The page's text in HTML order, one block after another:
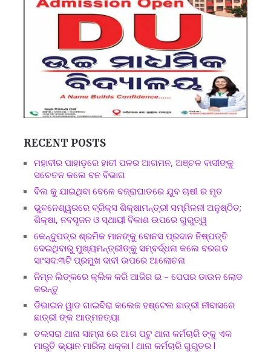
RECENT POSTS
ମହାବୀର ପାହାଡ଼ରେ ହାତୀ ପଳର ଆଗମନ, ଅଞ୍ଚଳ ବାସୀଙ୍କୁ
ସଚେତନ କଲେ ବନ ବିଭାଗ
ବିଲ କୁ ଯାଇଥିବା ବେଳେ ବଜ୍ରାଘାତରେ ଯୁବ ଚାଷୀ ର ମୃତ
ଭୁବନେଶ୍ୱରରେ ବ୍ରିକ୍ସ ଶିକ୍ଷାମନ୍ତ୍ରୀ ସମ୍ମିଳନୀ ଅନୁଷ୍ଠିତ;
ଶିକ୍ଷା, ନବସୃଜନ ଓ ସ୍ଥାୟୀ ବିକାଶ ଉପରେ ଗୁରୁତ୍ୱ
କେନ୍ଦୁପତ୍ର ଶ୍ରମିକ ମାନଙ୍କୁ ବୋନସ ପ୍ରଦାନ ନିଷ୍ପତ୍ତି
ଦେଇଥିବାରୁ ମୁଖ୍ୟମନ୍ତ୍ରୀଙ୍କୁ ସମ୍ବର୍ଦ୍ଧନା କଲେ ବରଗଡ
ସାଂସଦ:୩ଟି ପ୍ରମୁଖ ଦାବୀ ଉପରେ ଆଲୋଚନା
ନିମ୍ନ ଲିଙ୍କରେ କ୍ଲିକ କରି ଆଜିର ଇ – ପେପର ଡାଉନ ଲୋଡ
କରନ୍ତୁ
ଡିଭାଇନ ୱାଡ ଗାଇବିରା କଲେଜ ହଷ୍ଟେଲ ଛାତ୍ରୀ ନୀବାସରେ
ଛାତ୍ରୀ ଙ୍କ ଆତ୍ମହତ୍ୟା
ତଲସରା ଥାନା ସାମ୍ନା ରେ ଆଗ ପଟୁ ଥାନା କର୍ମଚାରି ଙ୍କୁ ଏକ
ମାରୁତି ଭ୍ୟାନ ମାରିଲା ଧକ୍କା l ଥାନା କର୍ମଚାରି ଗୁରୁତର l